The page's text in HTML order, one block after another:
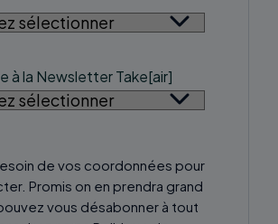
à la Newsletter Take[air]
de vos coordonnées pour
Promis on en prendra grand
vous désabonner à tout